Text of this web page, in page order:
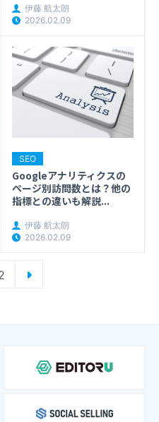
伊藤 航太朗
2026.02.09
SEO
Googleアナリティクスの
ページ別訪問数とは？他の
指標との違いも解説...
伊藤 航太朗
2026.02.09